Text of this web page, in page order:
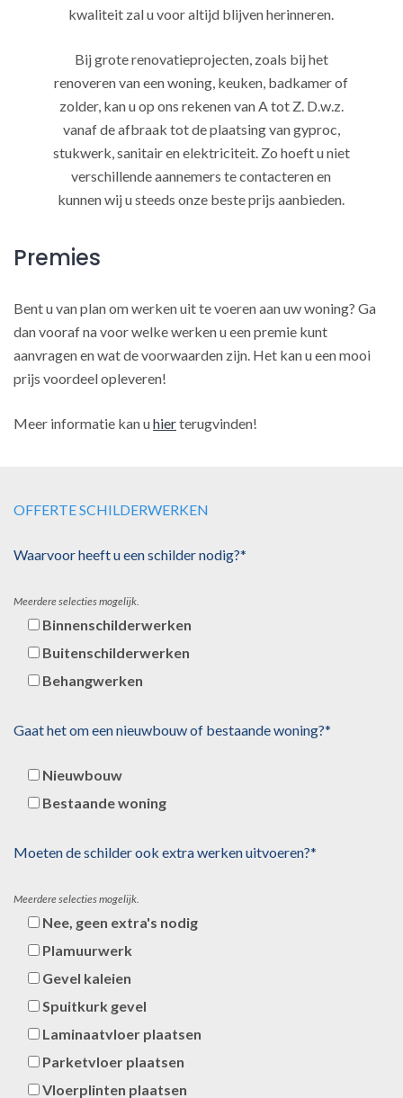
kwaliteit zal u voor altijd blijven herinneren.
Bij grote renovatieprojecten, zoals bij het
renoveren van een woning, keuken, badkamer of
zolder, kan u op ons rekenen van A tot Z. D.w.z.
vanaf de afbraak tot de plaatsing van gyproc,
stukwerk, sanitair en elektriciteit. Zo hoeft u niet
verschillende aannemers te contacteren en
kunnen wij u steeds onze beste prijs aanbieden.
Premies
Bent u van plan om werken uit te voeren aan uw woning? Ga
dan vooraf na voor welke werken u een premie kunt
aanvragen en wat de voorwaarden zijn. Het kan u een mooi
prijs voordeel opleveren!
Meer informatie kan uhierterugvinden!
OFFERTE SCHILDERWERKEN
Waarvoor heeft u een schilder nodig?*
Meerdere selecties mogelijk.
Binnenschilderwerken
Buitenschilderwerken
Behangwerken
Gaat het om een nieuwbouw of bestaande woning?*
Nieuwbouw
Bestaande woning
Moeten de schilder ook extra werken uitvoeren?*
Meerdere selecties mogelijk.
Nee, geen extra's nodig
Plamuurwerk
Gevel kaleien
Spuitkurk gevel
Laminaatvloer plaatsen
Parketvloer plaatsen
Vloerplinten plaatsen